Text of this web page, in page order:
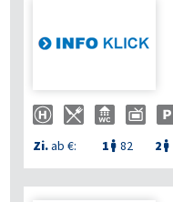
Zi.ab €: 1  82 2 